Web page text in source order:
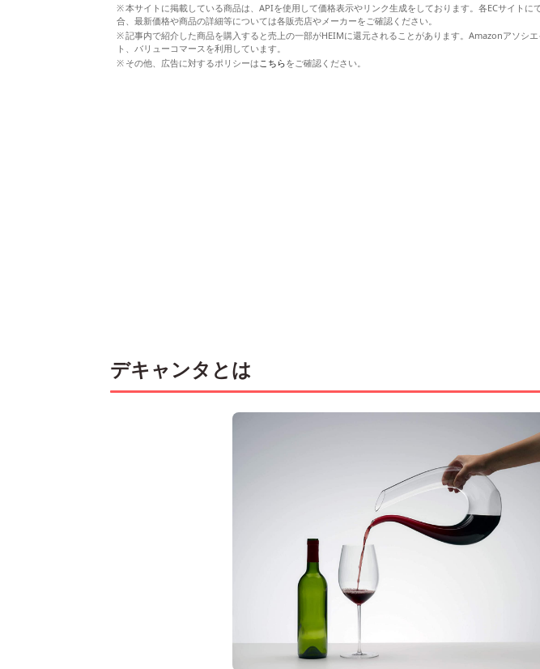
本サイトに掲載している商品は、APIを使用して価格表示やリンク生成をしております。各ECサイトに
合、最新価格や商品の詳細等については各販売店やメーカーをご確認ください。
記事内で紹介した商品を購入すると売上の一部がHEIMに還元されることがあります。Amazonアソシ
ト、バリューコマースを利用しています。
その他、広告に対するポリシーは こちらをご確認ください。
デキャンタとは